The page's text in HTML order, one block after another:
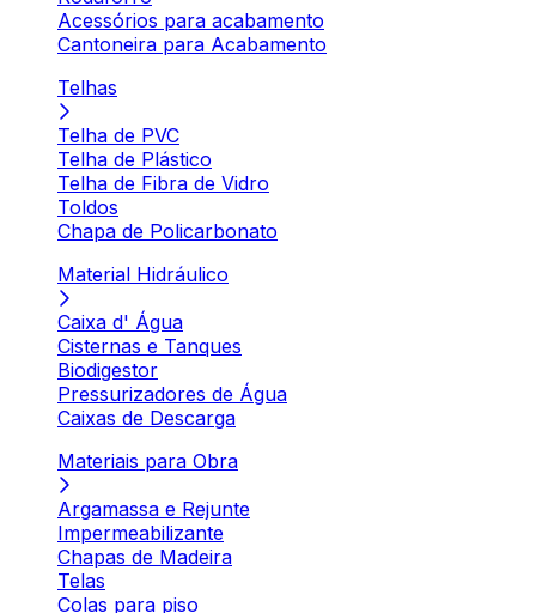
Acessórios para acabamento
Cantoneira para Acabamento
Telhas
Telha de PVC
Telha de Plástico
Telha de Fibra de Vidro
Toldos
Chapa de Policarbonato
Material Hidráulico
Caixa d' Água
Cisternas e Tanques
Biodigestor
Pressurizadores de Água
Caixas de Descarga
Materiais para Obra
Argamassa e Rejunte
Impermeabilizante
Chapas de Madeira
Telas
Colas para piso